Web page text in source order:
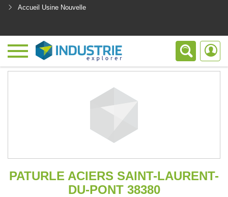
Accueil Usine Nouvelle
PATURLE ACIERS SAINT-LAURENT-
DU-PONT 38380